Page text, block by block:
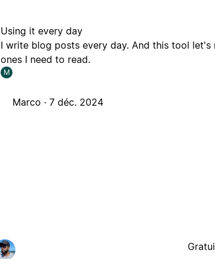
Using it every day
I write blog posts every day. And this tool
ones I need to read.
M
Marco ·7 déc. 2024